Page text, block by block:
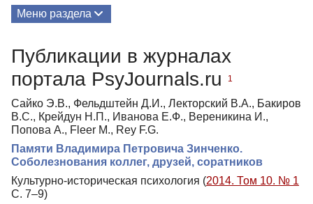
Меню раздела
Публикации в журналах
портала PsyJournals.ru
1
Сайко Э.В., Фельдштейн Д.И., Лекторский В.А., Бакиров
В.С., Крейдун Н.П., Иванова Е.Ф., Вереникина И.,
Попова А., Fleer M., Rey F.G.
Памяти Владимира Петровича Зинченко.
Соболезнования коллег, друзей, соратников
Культурно-историческая психология (2014. Том 10. № 1
С. 7–9)